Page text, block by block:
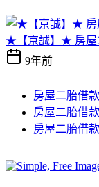
★【京誠】★ 房屋
9年前
房屋二胎借款
房屋二胎借款
房屋二胎借款